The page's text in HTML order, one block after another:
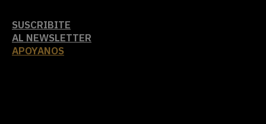
SUSCRIBITE
AL NEWSLETTER
APOYANOS